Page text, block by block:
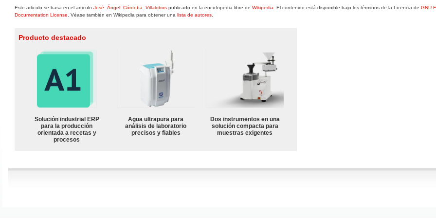
Este articulo se basa en el articulo José_Ángel_Córdoba_Villalobos publicado en la enciclopedia libre de Wikipedia . El contenido está disponible bajo los términos de la Licencia de GNU
Documentation License . Véase también en Wikipedia para obtener una lista de autores
Producto destacado
Solución industrial ERP
para la producción
orientada a recetas y
procesos
Agua ultrapura para
análisis de laboratorio
precisos y fiables
Dos instrumentos en una
solución compacta para
muestras exigentes